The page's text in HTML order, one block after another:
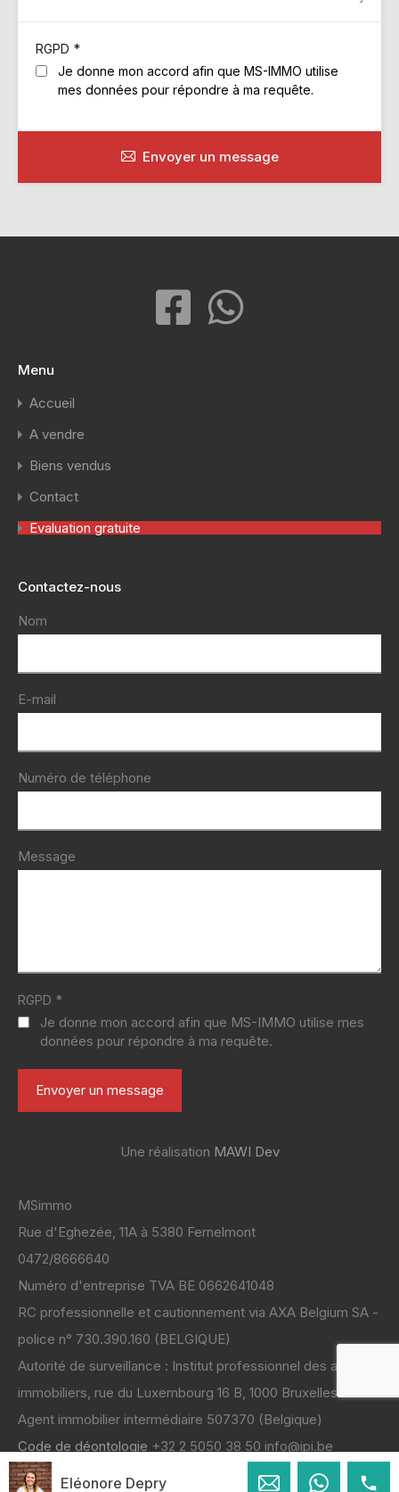
RGPD *
Je donne mon accord afin que MS-IMMO utilise
mes données pour répondre à ma requête.
Envoyer un message
Menu
Accueil
A vendre
Biens vendus
Contact
Evaluation gratuite
Contactez-nous
Nom
E-mail
Numéro de téléphone
Message
RGPD *
Je donne mon accord afin que MS-IMMO utilise mes
données pour répondre à ma requête.
Une réalisation MAWI Dev
MSimmo
Rue d'Eghezée, 11A à 5380 Fernelmont
0472/8666640
Numéro d'entreprise TVA BE 0662641048
RC professionnelle et cautionnement via AXA Belgium SA -
police n° 730.390.160 (BELGIQUE)
Autorité de surveillance : Institut professionnel des agents
immobiliers, rue du Luxembourg 16 B, 1000 Bruxelles
Code de déontologie +32 2 5050 38 50 info@ipi.be
Eléonore Depry